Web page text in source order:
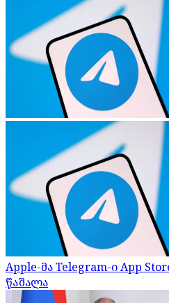
Apple-მა Telegram-ი App
წაშალა